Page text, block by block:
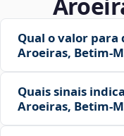
Qual o valor
Aroeiras,
Quais sinais
Aroeiras,